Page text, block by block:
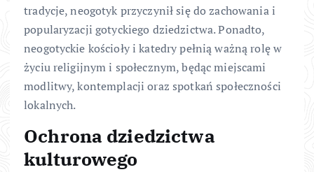
tradycje, neogotyk przyczynił się do zachowania i
popularyzacji gotyckiego dziedzictwa. Ponadto,
neogotyckie kościoły i katedry pełnią ważną rolę w
życiu religijnym i społecznym, będąc miejscami
modlitwy, kontemplacji oraz spotkań społeczności
lokalnych.
Ochrona dziedzictwa
kulturowego